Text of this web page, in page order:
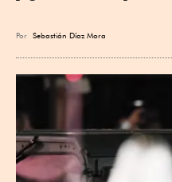
Por Sebastián Díaz Mora